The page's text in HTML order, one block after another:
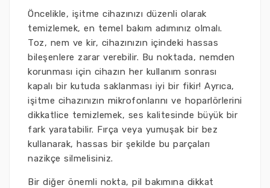
Öncelikle, işitme cihazınızı düzenli olarak
temizlemek, en temel bakım adımınız olmalı.
Toz, nem ve kir, cihazınızın içindeki hassas
bileşenlere zarar verebilir. Bu noktada, nemden
korunması için cihazın her kullanım sonrası
kapalı bir kutuda saklanması iyi bir fikir! Ayrıca,
işitme cihazınızın mikrofonlarını ve hoparlörlerini
dikkatlice temizlemek, ses kalitesinde büyük bir
fark yaratabilir. Fırça veya yumuşak bir bez
kullanarak, hassas bir şekilde bu parçaları
nazikçe silmelisiniz.
Bir diğer önemli nokta, pil bakımına dikkat